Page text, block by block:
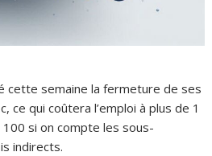
cette semaine la fermeture de ses
ce qui coûtera l’emploi à plus de 1
si on compte les sous-
indirects.